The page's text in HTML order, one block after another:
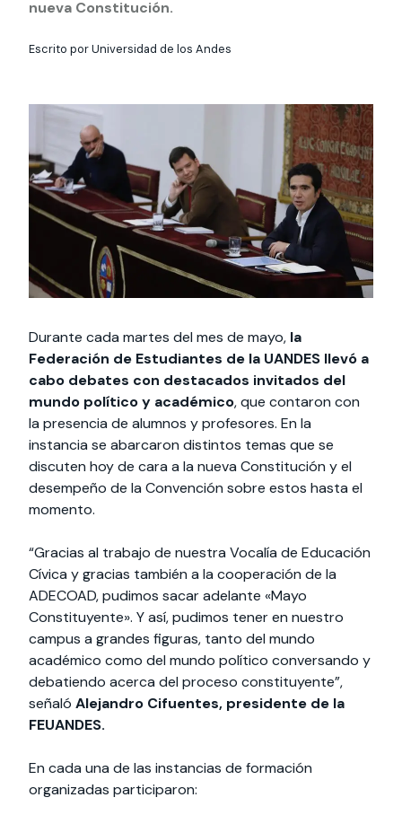
Especialidades y
Te puede
interesar:
students
Facultades
interesar:
2025
vinculación con la
Extensión Cultural
Te puede interesar: Filantropía y Donaciones
Servicios y apoyos
Te puede
interesar:
Explora el campus
Noticias
estudiantiles
nueva Constitución.
Escrito por Universidad de los Andes
Durante cada martes del mes de mayo, la
Federación de Estudiantes de la UANDES llevó a
cabo debates con destacados invitados del
mundo político y académico, que contaron con
la presencia de alumnos y profesores. En la
instancia se abarcaron distintos temas que se
discuten hoy de cara a la nueva Constitución y el
desempeño de la Convención sobre estos hasta el
momento.
“Gracias al trabajo de nuestra Vocalía de Educación
Cívica y gracias también a la cooperación de la
ADECOAD, pudimos sacar adelante «Mayo
Constituyente». Y así, pudimos tener en nuestro
campus a grandes figuras, tanto del mundo
académico como del mundo político conversando y
debatiendo acerca del proceso constituyente”,
señaló Alejandro Cifuentes, presidente de la
FEUANDES.
En cada una de las instancias de formación
organizadas participaron: